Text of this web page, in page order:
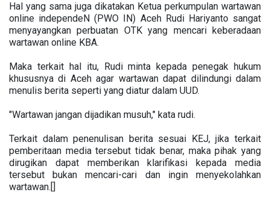
Hal yang sama juga dikatakan Ketua perkumpulan wartawan
online independeN (PWO IN) Aceh Rudi Hariyanto sangat
menyayangkan perbuatan OTK yang mencari keberadaan
wartawan online KBA.
Maka terkait hal itu, Rudi minta kepada penegak hukum
khususnya di Aceh agar wartawan dapat dilindungi dalam
menulis berita seperti yang diatur dalam UUD.
"Wartawan jangan dijadikan musuh," kata rudi.
Terkait dalam penenulisan berita sesuai KEJ, jika terkait
pemberitaan media tersebut tidak benar, maka pihak yang
dirugikan dapat memberikan klarifikasi kepada media
tersebut bukan mencari-cari dan ingin menyekolahkan
wartawan.[]